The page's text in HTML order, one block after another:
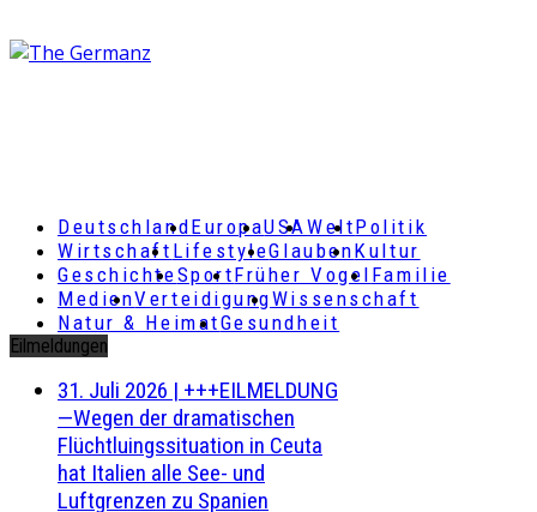
DeutschlandEuropaUSAWeltPolitik
Wirtschaft LifestyleGlaubenKultur
GeschichteSportFrüher Vogel Familie
MedienVerteidigungWissenschaft
Natur & HeimatGesundheit
Eilmeldungen
31. Juli 2026 | +++EILMELDUNG
—Wegen der dramatischen
Flüchtluingssituation in Ceuta
hat Italien alle See- und
Luftgrenzen zu Spanien